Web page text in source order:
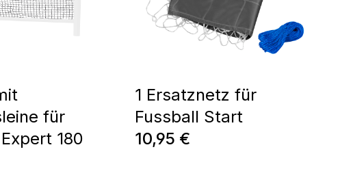
für
180
1 Ersatznetz für
Fussball Start
Regulärer Preis:
10,95 €